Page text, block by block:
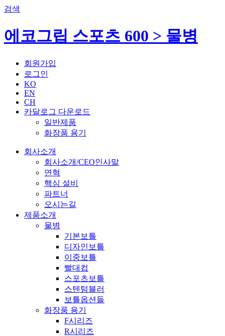
검색
에코그립 스포츠 600 > 물병
회원가입
로그인
KO
EN
CH
카달로그 다운로드
일반제품
화장품 용기
회사소개
회사소개/CEO인사말
연혁
핵심 설비
파트너
오시는길
제품소개
물병
기본보틀
디자인보틀
이중보틀
빨대컵
스포츠보틀
스텐텀블러
보틀옵션들
화장품 용기
F시리즈
R시리즈